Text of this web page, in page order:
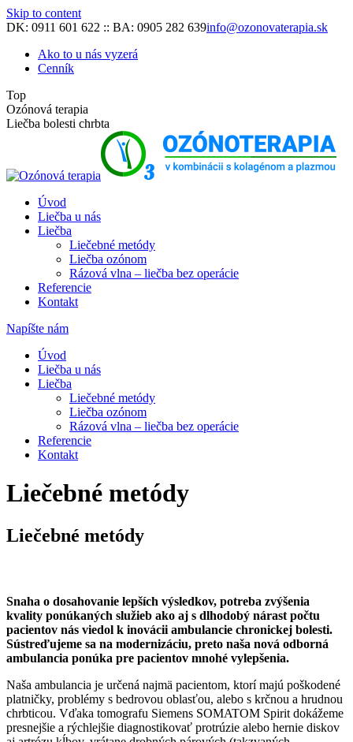
Skip to content
DK: 0911 601 622 :: BA: 0905 282 639info@ozonovaterapia.sk
Ako to u nás vyzerá
Cenník
Top
Ozónová terapia
Liečba bolesti chrbta
Úvod
Liečba u nás
Liečba
Liečebné metódy
Liečba ozónom
Rázová vlna – liečba bez operácie
Referencie
Kontakt
Napíšte nám
Úvod
Liečba u nás
Liečba
Liečebné metódy
Liečba ozónom
Rázová vlna – liečba bez operácie
Referencie
Kontakt
Liečebné metódy
Liečebné metódy
Snaha o dosahovanie lepších výsledkov, potreba zvýšenia
kvality ponúkaných služieb ako aj s dlhodobý nárast počtu
pacientov nás viedol k inovácii ambulancie chronickej bolesti.
Sústreďujeme sa na modernizáciu, preto naša nová odborná
ambulancia ponúka pre pacientov mnohé vylepšenia.
Naša ambulancia je určená najmä pacientom, ktorí majú poškodené
platničky, problémy s bedrovou oblasťou, alebo s krčnou a hrudnou
chrbticou. Vďaka tomografu Siemens SOMATOM Spirit dokážeme
presnejšie a rýchlejšie diagnostikovať protrúzie alebo hernie diskov